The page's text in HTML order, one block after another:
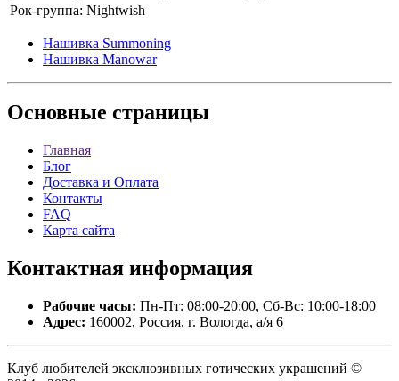
Рок-группа: Nightwish
Нашивка Summoning
Нашивка Manowar
Основные страницы
Главная
Блог
Доставка и Оплата
Контакты
FAQ
Карта сайта
Контактная информация
Рабочие часы: Пн-Пт: 08:00-20:00, Сб-Вс: 10:00-18:00
Адрес: 160002, Россия, г. Вологда, а/я 6
Клуб любителей эксклюзивных готических украшений ©